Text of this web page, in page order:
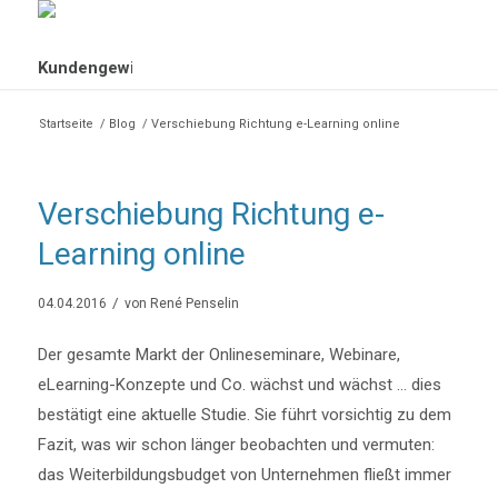
Startseite / Blog / Verschiebung Richtung e-Learning online
Verschiebung Richtung e-
Learning online
04.04.2016 / von René Penselin
Der gesamte Markt der Onlineseminare, Webinare,
eLearning-Konzepte und Co. wächst und wächst … dies
bestätigt eine aktuelle Studie. Sie führt vorsichtig zu dem
Fazit, was wir schon länger beobachten und vermuten:
das Weiterbildungsbudget von Unternehmen fließt immer